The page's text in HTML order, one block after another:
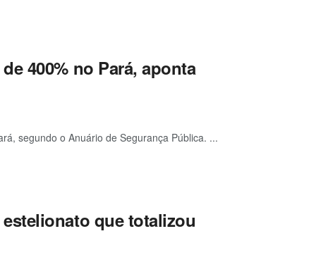
400% no Pará, aponta
segundo o Anuário de Segurança Pública. ...
que totalizou